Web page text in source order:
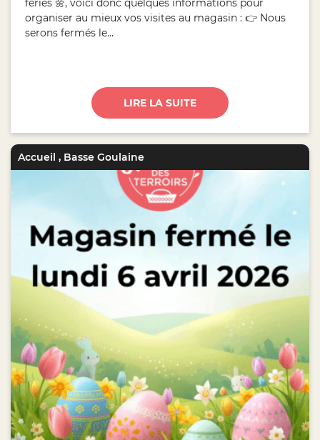
fériés 🌼, voici donc quelques informations pour
organiser au mieux vos visites au magasin : 👉 Nous
serons fermés le...
LIRE LA SUITE
Accueil , Basse Goulaine